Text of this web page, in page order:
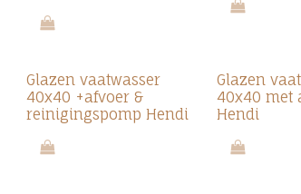
Glazen vaatwasser
40x40 +afvoer &
reinigingspomp Hendi
Glazen
40x40 met
Hendi